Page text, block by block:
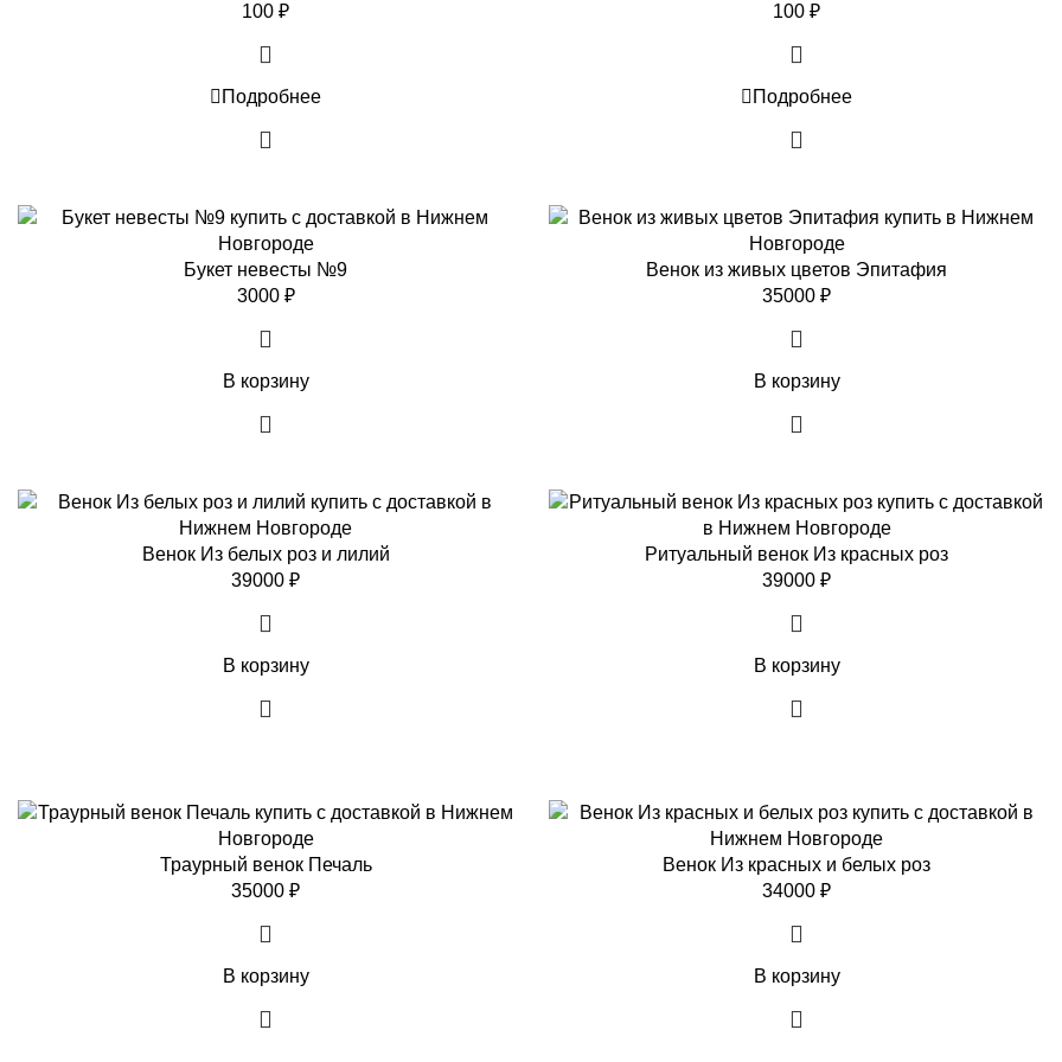
100 ₽
Подробнее
100 ₽
Подробнее
Букет невесты №9
3000 ₽
В корзину
Венок из живых цветов Эпитафия
35000 ₽
В корзину
Венок Из белых роз и лилий
39000 ₽
В корзину
Ритуальный венок Из красных роз
39000 ₽
В корзину
Траурный венок Печаль
35000 ₽
В корзину
Венок Из красных и белых роз
34000 ₽
В корзину